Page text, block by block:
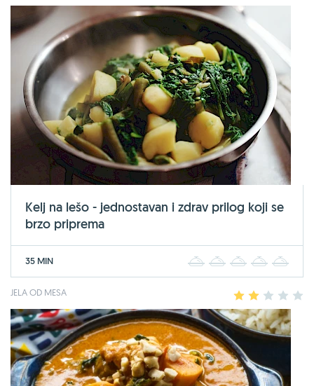
Kelj na lešo - jednostavan i zdrav prilog koji se
brzo priprema
35 MIN 2 3 4
JELA OD MESA 2 3 4